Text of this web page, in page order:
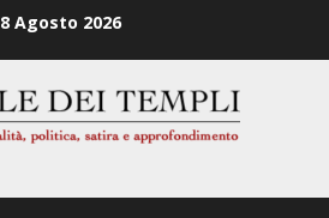
8 Agosto 2026